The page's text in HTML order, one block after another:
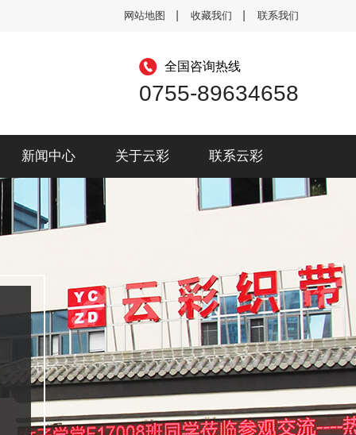
网站地图 收藏我们 联系我们
全国咨询热线
0755-89634658
新闻中心 关于云彩 联系云彩